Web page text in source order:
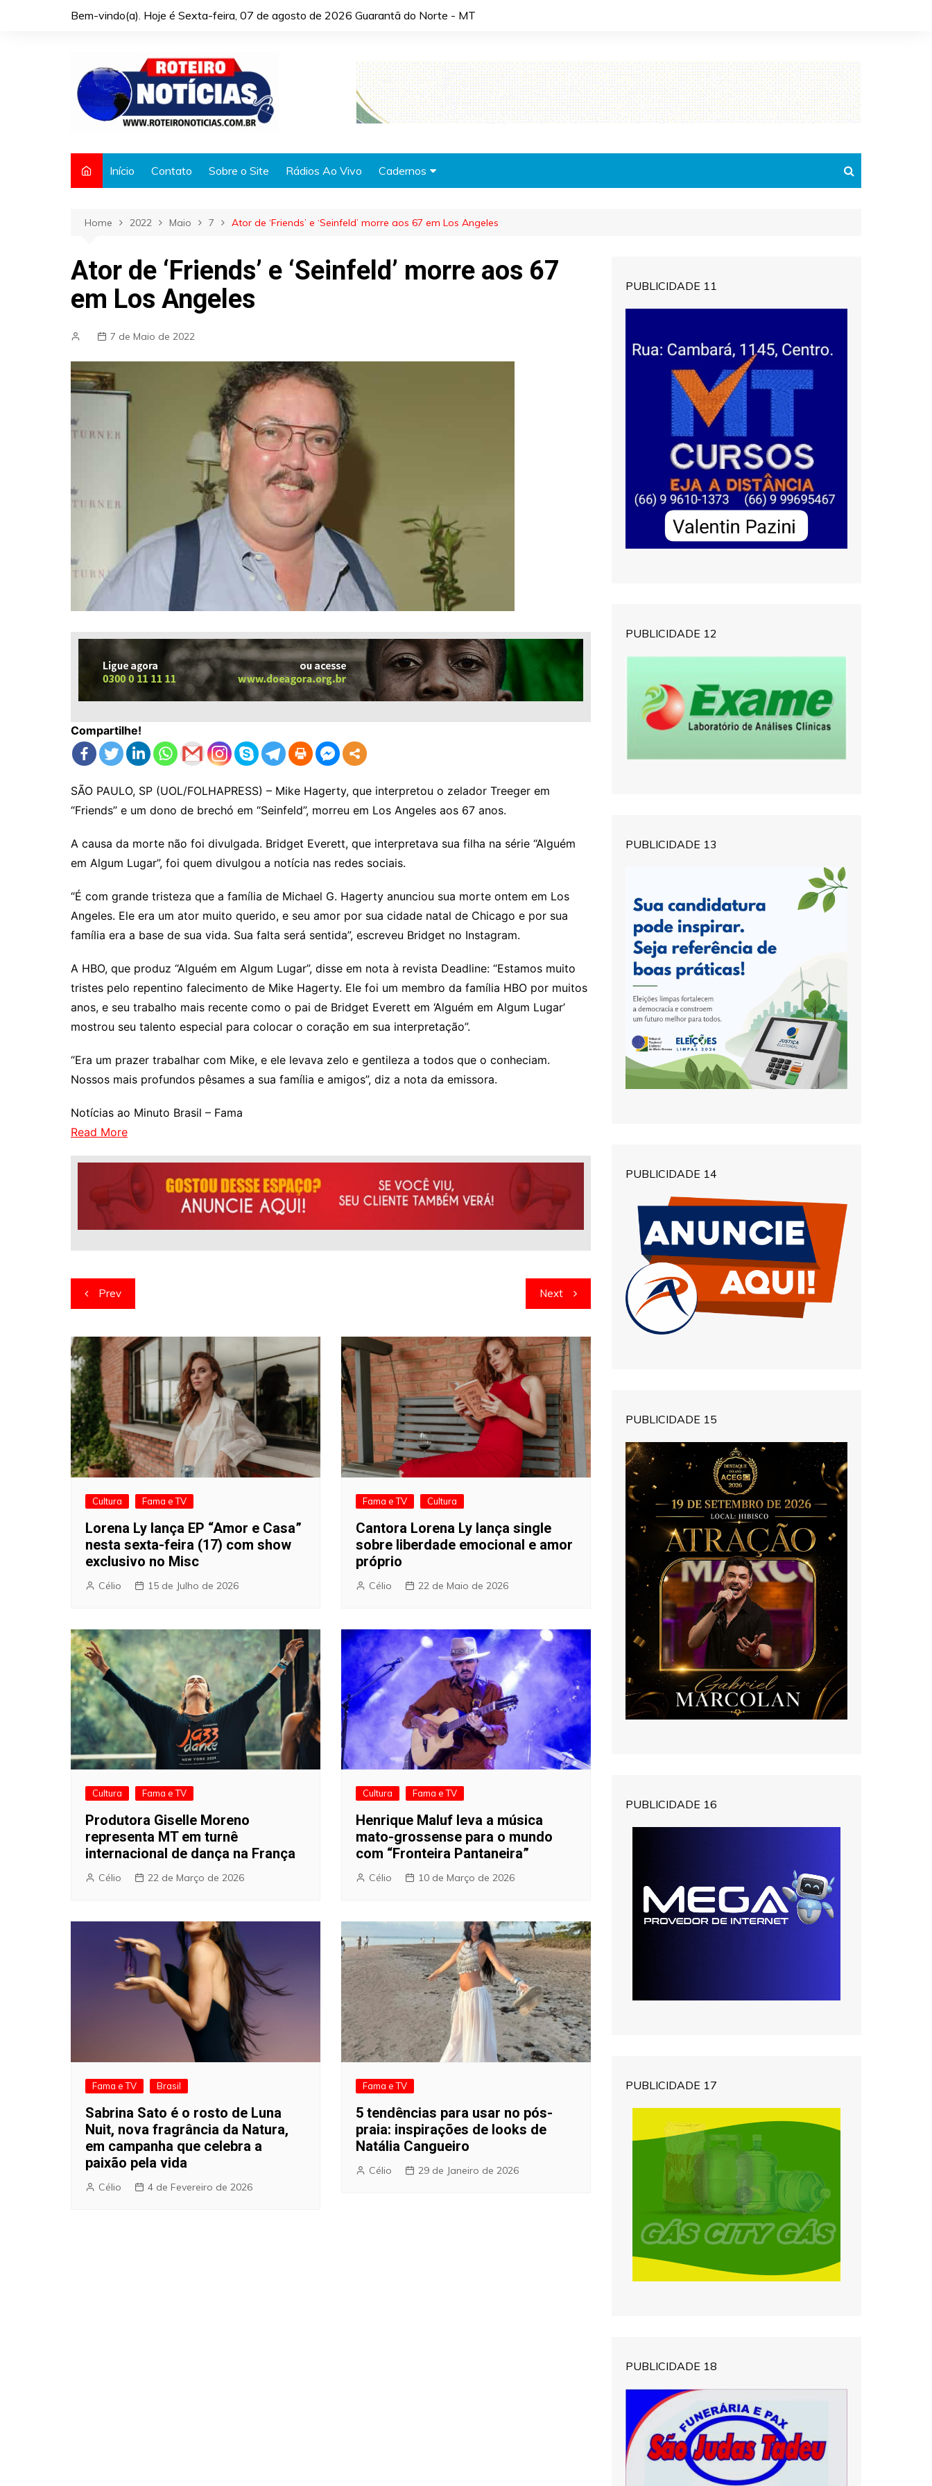
Bem-vindo(a). Hoje é Sexta-feira, 07 de agosto de 2026 Guarantã do Norte - MT
Início Contato Sobre o Site Rádios Ao Vivo Cadernos
Automóveis
Cidades
Home 2022 Maio 7 Ator de ‘Friends’ e ‘Seinfeld’ morre aos 67 em Los Angeles
Ator de ‘Friends’ e ‘Seinfeld’ morre aos 67
em Los Angeles
7 de Maio de 2022
Compartilhe!
SÃO PAULO, SP (UOL/FOLHAPRESS) – Mike Hagerty, que interpretou o zelador Treeger em
“Friends” e um dono de brechó em “Seinfeld”, morreu em Los Angeles aos 67 anos.
A causa da morte não foi divulgada. Bridget Everett, que interpretava sua filha na série “Alguém
em Algum Lugar”, foi quem divulgou a notícia nas redes sociais.
“É com grande tristeza que a família de Michael G. Hagerty anunciou sua morte ontem em Los
Angeles. Ele era um ator muito querido, e seu amor por sua cidade natal de Chicago e por sua
família era a base de sua vida. Sua falta será sentida”, escreveu Bridget no Instagram.
A HBO, que produz “Alguém em Algum Lugar”, disse em nota à revista Deadline: “Estamos muito
tristes pelo repentino falecimento de Mike Hagerty. Ele foi um membro da família HBO por muitos
anos, e seu trabalho mais recente como o pai de Bridget Everett em ‘Alguém em Algum Lugar’
mostrou seu talento especial para colocar o coração em sua interpretação”.
“Era um prazer trabalhar com Mike, e ele levava zelo e gentileza a todos que o conheciam.
Nossos mais profundos pêsames a sua família e amigos”, diz a nota da emissora.
Notícias ao Minuto Brasil – Fama
Read More
Navegação
de
artigos
Prev Next
Cultura Fama e TV
Lorena Ly lança EP “Amor e Casa”
nesta sexta-feira (17) com show
exclusivo no Misc
Célio 15 de Julho de 2026
Fama e TV Cultura
Cantora Lorena Ly lança single
sobre liberdade emocional e amor
próprio
Célio 22 de Maio de 2026
Cultura Fama e TV
Produtora Giselle Moreno
representa MT em turnê
internacional de dança na França
Célio 22 de Março de 2026
Cultura Fama e TV
Henrique Maluf leva a música
mato-grossense para o mundo
com “Fronteira Pantaneira”
Célio 10 de Março de 2026
Fama e TV Brasil
Sabrina Sato é o rosto de Luna
Nuit, nova fragrância da Natura,
em campanha que celebra a
paixão pela vida
Célio 4 de Fevereiro de 2026
Fama e TV
5 tendências para usar no pós-
praia: inspirações de looks de
Natália Cangueiro
Célio 29 de Janeiro de 2026
PUBLICIDADE 11
PUBLICIDADE 12
PUBLICIDADE 13
PUBLICIDADE 14
PUBLICIDADE 15
PUBLICIDADE 16
PUBLICIDADE 17
PUBLICIDADE 18